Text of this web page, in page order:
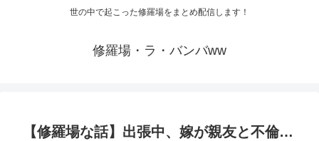
世の中で起こった修羅場をまとめ配信します！
修羅場・ラ・バンバww
【修羅場な話】出張中、嫁が親友と不倫…